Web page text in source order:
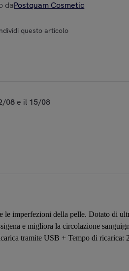
daPostquam Cosmetic
questo articolo
08 e il 15/08
imperfezioni della pelle. Dotato di
e migliora la circolazione
tramite USB + Tempo di ricarica: